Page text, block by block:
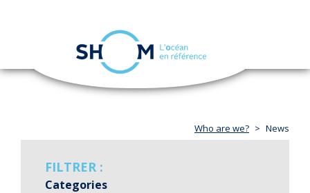
Skip
navigation
Who are we? News
FILTRER :
Categories